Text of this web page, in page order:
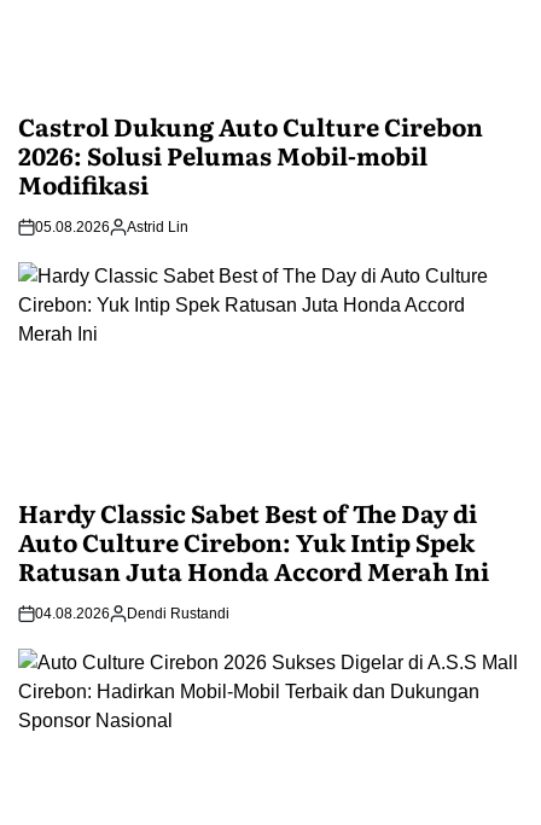
Castrol Dukung Auto Culture Cirebon
2026: Solusi Pelumas Mobil-mobil
Modifikasi
05.08.2026 Astrid Lin
Hardy Classic Sabet Best of The Day di
Auto Culture Cirebon: Yuk Intip Spek
Ratusan Juta Honda Accord Merah Ini
04.08.2026 Dendi Rustandi